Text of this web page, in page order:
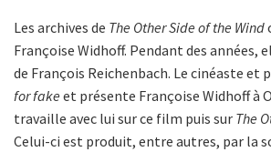
Les archives de The Other Side of the Wind
Françoise Widhoff. Pendant des années,
de François Reichenbach. Le cinéaste et
for fake et présente Françoise Widhoff à
travaille avec lui sur ce film puis sur The
Celui-ci est produit, entre autres, par la